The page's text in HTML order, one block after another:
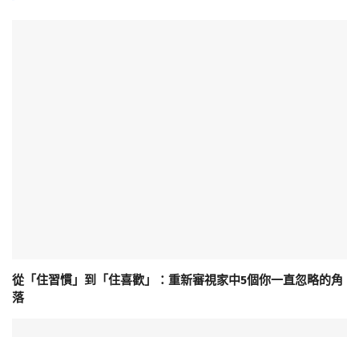
從「住習慣」到「住喜歡」：重新審視家中5個你一直忽略的角
落